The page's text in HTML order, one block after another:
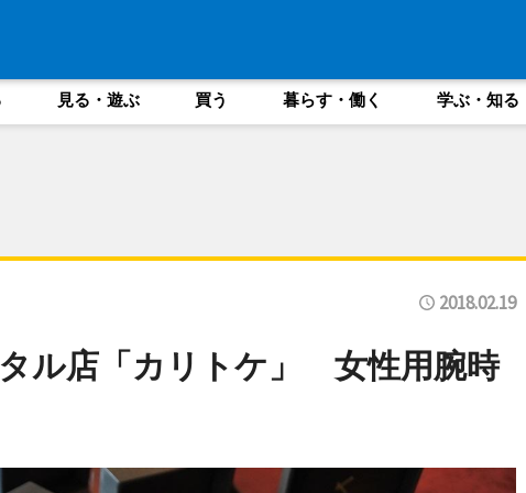
見る・遊ぶ 買う 暮らす・働く 学ぶ・知る
2018.02.19
ル店「カリトケ」 女性用腕時